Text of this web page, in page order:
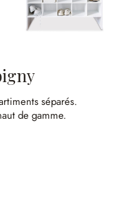
séparés.
de gamme.